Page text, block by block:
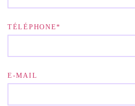
TÉLÉPHONE*
E-MAIL